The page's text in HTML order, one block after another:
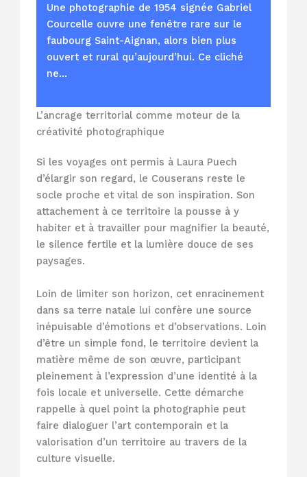
Une photographie de 1954 signée Gabriel
Courcelle ouvre une fenêtre rare sur le
faubourg Saint-Aignan, alors bien plus
ouvert et rural qu’aujourd’hui. Ce cliché
ne…
L’ancrage territorial comme moteur de la
créativité photographique
Si les voyages ont permis à Laura Puech
d’élargir son regard, le Couserans reste le
socle proche et vital de son inspiration. Son
attachement à ce territoire la pousse à y
habiter et à travailler pour magnifier la beauté,
le silence fertile et la lumière douce de ses
paysages.
Loin de limiter son horizon, cet enracinement
dans sa terre natale lui confère une source
inépuisable d’émotions et d’observations. Loin
d’être un simple fond, le territoire devient la
matière même de son œuvre, participant
pleinement à l’expression d’une identité à la
fois locale et universelle. Cette démarche
rappelle à quel point la photographie peut
faire dialoguer l’art contemporain et la
valorisation d’un territoire au travers de la
culture visuelle.